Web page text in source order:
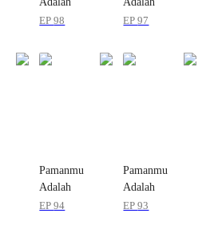
Suamiku
EP98
Suamiku
EP97
Pamanmu
Adalah
Suamiku
EP94
Pamanmu
Adalah
Suamiku
EP93